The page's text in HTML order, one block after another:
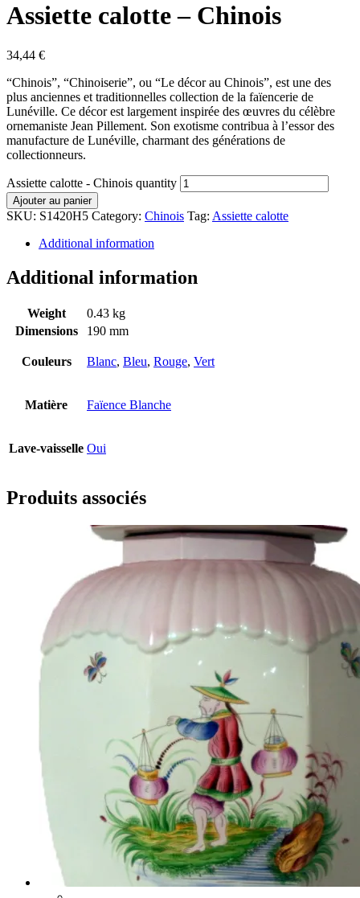
Assiette calotte – Chinois
34,44 €
“Chinois”, “Chinoiserie”, ou “Le décor au Chinois”, est une des
plus anciennes et traditionnelles collection de la faïencerie de
Lunéville. Ce décor est largement inspirée des œuvres du célèbre
ornemaniste Jean Pillement. Son exotisme contribua à l’essor des
manufacture de Lunéville, charmant des générations de
collectionneurs.
Assiette calotte - Chinois quantity
Ajouter au panier
SKU: S1420H5 Category: Chinois Tag: Assiette calotte
Additional information
Additional information
Weight
0.43 kg
Dimensions
190 mm
Couleurs Blanc, Bleu, Rouge, Vert
Matière Faïence Blanche
Lave-vaisselle Oui
Produits associés